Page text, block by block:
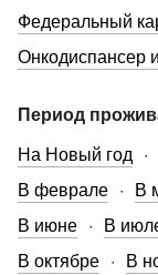
Федеральный
Онкодиспансер
Период
На Новый год
В феврале
В
В июне
В
В октябре
В